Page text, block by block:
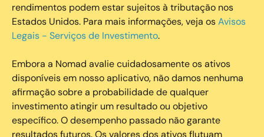
rendimentos podem estar sujeitos à tributação nos
Estados Unidos. Para mais informações, veja osAvisos
Legais - Serviços de Investimento.
Embora a Nomad avalie cuidadosamente os ativos
disponíveis em nosso aplicativo, não damos nenhuma
afirmação sobre a probabilidade de qualquer
investimento atingir um resultado ou objetivo
específico. O desempenho passado não garante
resultados futuros. Os valores dos ativos flutuam